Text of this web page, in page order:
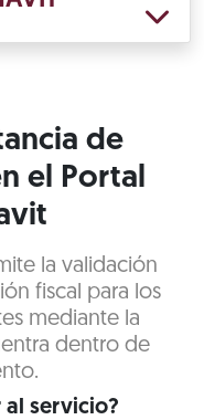
de
el Portal
la validación
fiscal para los
mediante la
dentro de
al servicio?